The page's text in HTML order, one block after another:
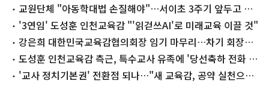
교원단체 "아동학대법 손질해야"…서이초 3주기 앞두고 국
회 촉구
'3연임' 도성훈 인천교육감 "'읽걷쓰AI'로 미래교육 이끌 것"
강은희 대한민국교육감협의회장 임기 마무리…차기 회장은
누구도성훈 인천교육감 측근, 특수교사 유족에 '당선축하 전화 요
구' 논란
'교사 정치기본권' 전환점 되나…"새 교육감, 공약 실천으로